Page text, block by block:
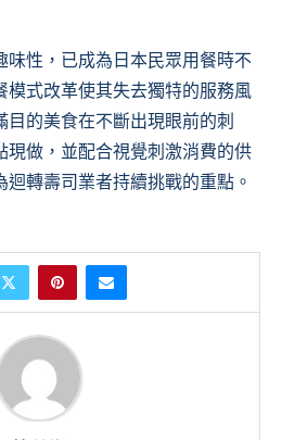
味性，已成為日本民眾用餐時不
模式改革使其失去獨特的服務風
的美食在不斷出現眼前的刺
現做，並配合視覺刺激消費的供
轉壽司業者持續挑戰的重點。